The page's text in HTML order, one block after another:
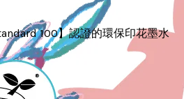
100】認證的環保印花墨水